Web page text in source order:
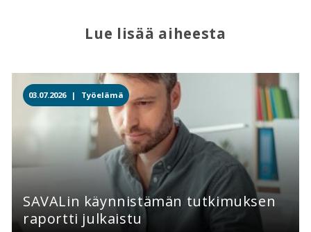
Lue lisää aiheesta
03.07.2026 | Työelämä
SAVALin käynnistämän tutkimuksen
raportti julkaistu